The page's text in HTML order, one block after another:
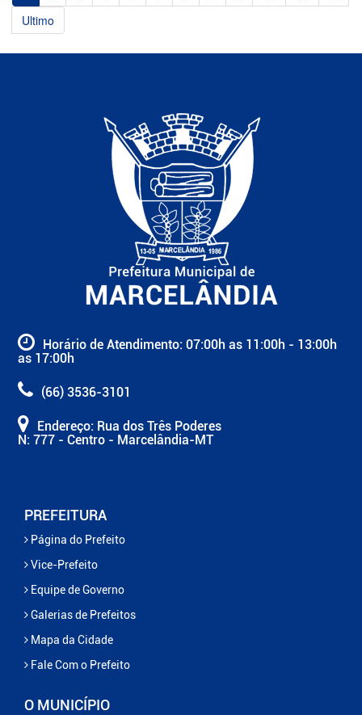
Ultimo
Horário de Atendimento: 07:00h as 11:00h - 13:00h
as 17:00h
(66) 3536-3101
Endereço: Rua dos Três Poderes
N: 777 - Centro - Marcelândia-MT
PREFEITURA
Página do Prefeito
Vice-Prefeito
Equipe de Governo
Galerias de Prefeitos
Mapa da Cidade
Fale Com o Prefeito
O MUNICÍPIO